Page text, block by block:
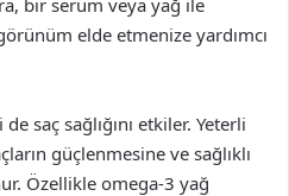
elde etmenize yardımcı
saç sağlığını etkiler. Yeterli
güçlenmesine ve sağlıklı
Özellikle omega-3 yağ